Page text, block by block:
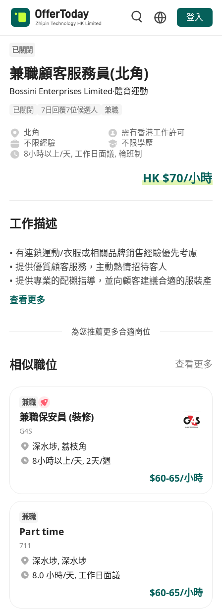
登入
已關閉
兼職顧客服務員(北角)
Bossini Enterprises Limited·體育運動
已關閉 7日回覆7位候選人 兼職
北角
需有香港工作許可
不限經驗
不限學歷
8小時以上/天, 工作日面議, 輪班制
HK $70/小時
工作描述
• 有連鎖運動/衣服或相關品牌銷售經驗優先考慮
• 提供優質顧客服務，主動熱情招待客人
• 提供專業的配襯指導，並向顧客建議合適的服裝產
品
• 達成店舖銷售目標
• 協助店舖日常運作
• 如經驗較多者可會考慮成資深銷售員 有興趣者請
查看更多
為您推薦更多合適崗位
相似職位 查看更多
兼職
兼職保安員 (裝修)
G4S
深水埗, 荔枝角
8小時以上/天, 2天/週
$60-65/小時
兼職
Part time
711
深水埗, 深水埗
8.0 小時/天, 工作日面議
$60-65/小時